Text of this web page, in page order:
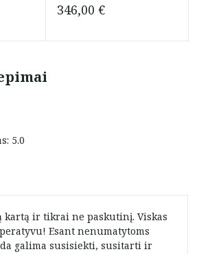
346,00 €
5.0
kartą ir tikrai ne paskutinį. Viskas
Esant nenumatytoms
galima susisiekti, susitarti ir